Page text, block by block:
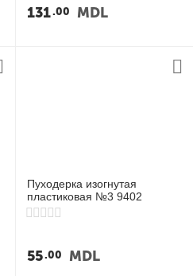
131 00 MDL
Пуходерка изогнутая
пластиковая №3 9402
55 00 MDL